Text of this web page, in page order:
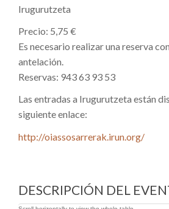
Irugurutzeta
Precio: 5,75 €
Es necesario realizar una reserva
antelación.
Reservas: 943 63 93 53
Las entradas a Irugurutzeta están
siguiente enlace:
http://oiassosarrerak.irun.org/
DESCRIPCIÓN DEL